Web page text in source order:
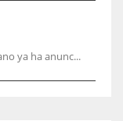
ya ha anunc...